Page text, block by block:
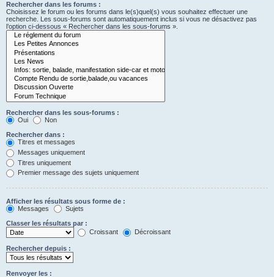
Rechercher dans les forums :
Choisissez le forum ou les forums dans le(s)quel(s) vous souhaitez effectuer une
recherche. Les sous-forums sont automatiquement inclus si vous ne désactivez pas
l’option ci-dessous « Rechercher dans les sous-forums ».
Rechercher dans les sous-forums :
Oui
Non
Rechercher dans :
Titres et messages
Messages uniquement
Titres uniquement
Premier message des sujets uniquement
Afficher les résultats sous forme de :
Messages
Sujets
Classer les résultats par :
Croissant
Décroissant
Rechercher depuis :
Renvoyer les :